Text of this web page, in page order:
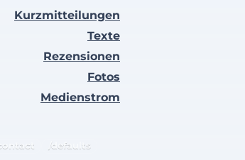
Kurzmitteilungen
Texte
Rezensionen
Fotos
Medienstrom
/defaults